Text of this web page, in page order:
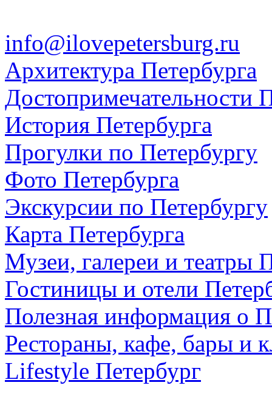
info@ilovepetersburg.ru
Архитектура Петербурга
Достопримечательности
История Петербурга
Прогулки по Петербургу
Фото Петербурга
Экскурсии по Петербургу
Карта Петербурга
Музеи, галереи и театры
Гостиницы и отели
Полезная информация о
Рестораны, кафе, бары и
Lifestyle Петербург